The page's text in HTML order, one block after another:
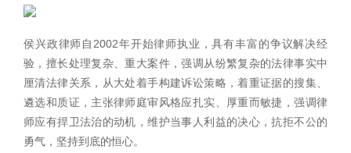
侯兴政律师自2002年开始律师执业，具有丰富的争议解决经
验，擅长处理复杂、重大案件，强调从纷繁复杂的法律事实中
厘清法律关系，从大处着手构建诉讼策略，着重证据的搜集、
遴选和质证，主张律师庭审风格应扎实、厚重而敏捷，强调律
师应有捍卫法治的动机，维护当事人利益的决心，抗拒不公的
勇气，坚持到底的恒心。